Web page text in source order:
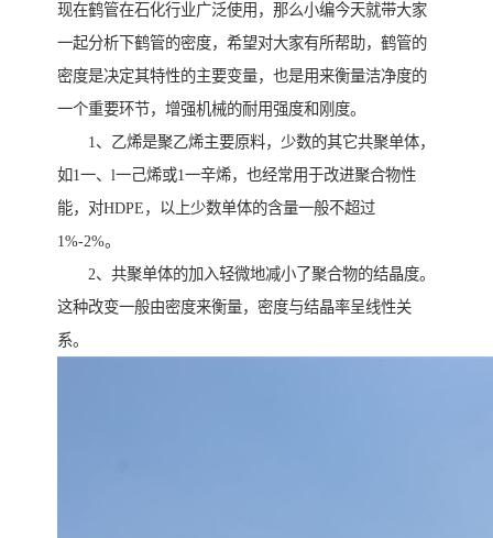
现在鹤管在石化行业广泛使用，那么小编今天就带大家
一起分析下鹤管的密度，希望对大家有所帮助，鹤管的
密度是决定其特性的主要变量，也是用来衡量洁净度的
一个重要环节，增强机械的耐用强度和刚度。
1、乙烯是聚乙烯主要原料，少数的其它共聚单体，
如1一、l一己烯或1一辛烯，也经常用于改进聚合物性
能，对HDPE，以上少数单体的含量一般不超过
1%-2%。
2、共聚单体的加入轻微地减小了聚合物的结晶度。
这种改变一般由密度来衡量，密度与结晶率呈线性关
系。